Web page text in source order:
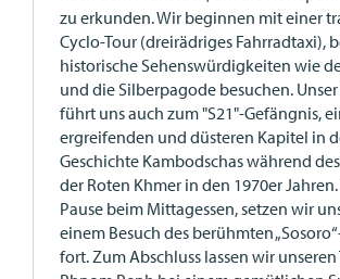
zu erkunden. Wir beginnen mit einer
Cyclo-Tour (dreirädriges Fahrradtaxi),
historische Sehenswürdigkeiten wie
und die Silberpagode besuchen.
führt uns auch zum "S21"-Gefängnis,
ergreifenden und düsteren Kapitel in
Geschichte Kambodschas während
der Roten Khmer in den 1970er
Pause beim Mittagessen, setzen wir
einem Besuch des berühmten
fort. Zum Abschluss lassen wir unseren